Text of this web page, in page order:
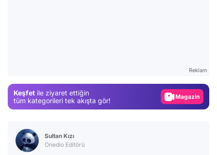
Reklam
Keşfet ile ziyaret ettiğin
tüm kategorileri tek akışta gör!
Magazin
Sultan Kızı
Onedio Editörü